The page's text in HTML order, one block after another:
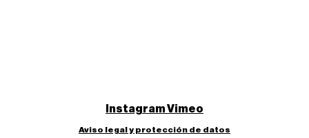
InstagramVimeo
Aviso legal y protección de datos